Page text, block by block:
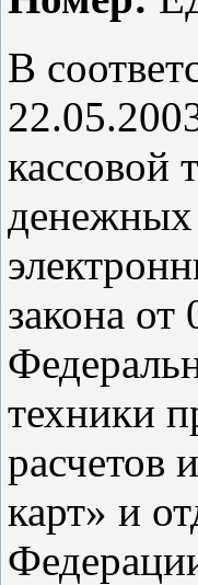
В
кассовой
денежных
закона
техники
расчетов
карт» и